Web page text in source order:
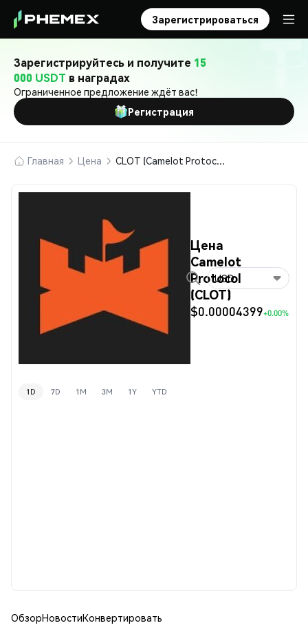
Зарегистрироваться
Зарегистрируйтесь и получите 15
000 USDT в наградах
Ограниченное предложение ждёт вас!
Регистрация
Главная Цена CLOT (Camelot Protocol)
Цена
Camelot
Protocol
(CLOT)
$0.00004399+0.00%
USD
1D 7D 1M 3M 1Y YTD
ОбзорНовостиКонвертировать